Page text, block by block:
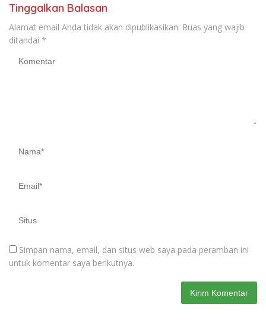
Tinggalkan Balasan
Alamat email Anda tidak akan dipublikasikan. Ruas yang wajib
ditandai *
Simpan nama, email, dan situs web saya pada peramban ini
untuk komentar saya berikutnya.